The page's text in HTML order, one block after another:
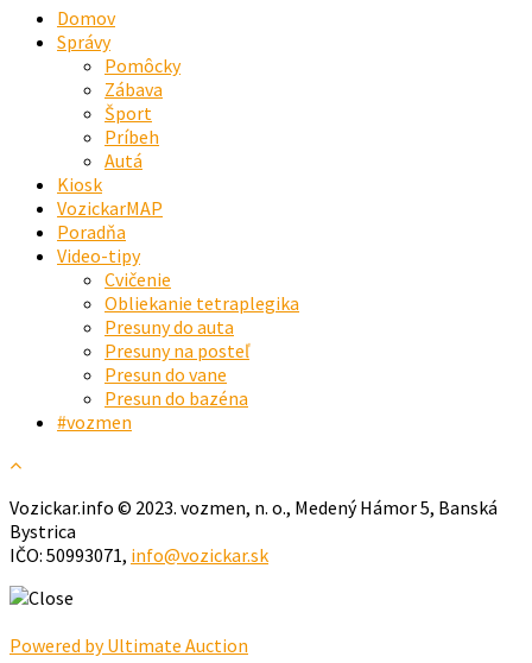
Domov
Správy
Pomôcky
Zábava
Šport
Príbeh
Autá
Kiosk
VozickarMAP
Poradňa
Video-tipy
Cvičenie
Obliekanie tetraplegika
Presuny do auta
Presuny na posteľ
Presun do vane
Presun do bazéna
#vozmen
Vozickar.info © 2023. vozmen, n. o., Medený Hámor 5, Banská
Bystrica
IČO: 50993071, info@vozickar.sk
Powered by Ultimate Auction